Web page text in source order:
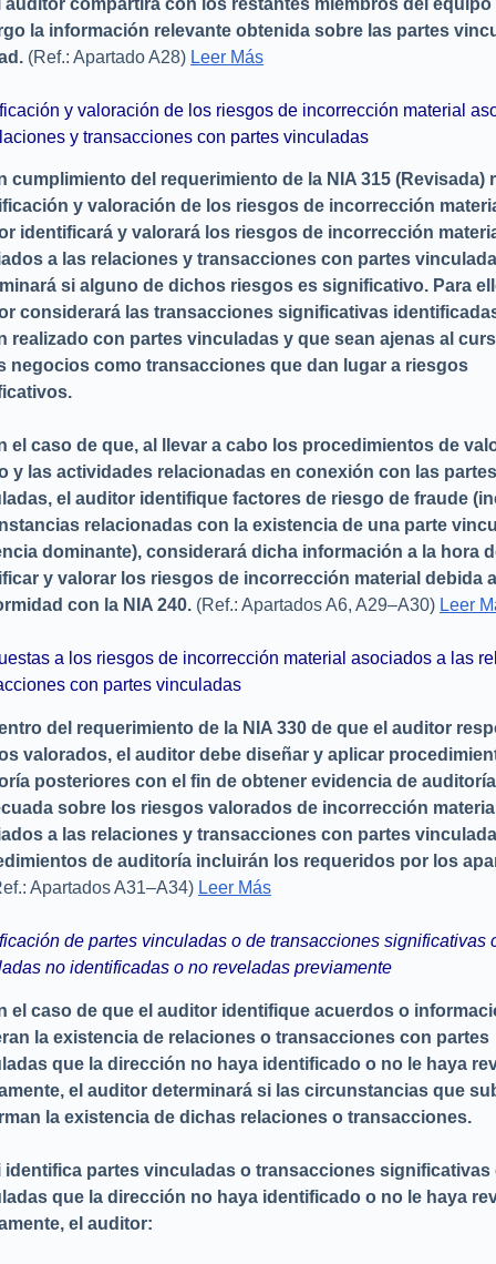
la información relevante obtenida sobre las partes
(Ref.: Apartado A28) Leer Más
y valoración de los riesgos de incorrección material
y transacciones con partes vinculadas
cumplimiento del requerimiento de la NIA 315 (Revisada)
y valoración de los riesgos de incorrección
identificará y valorará los riesgos de incorrección
a las relaciones y transacciones con partes
si alguno de dichos riesgos es significativo. Para
considerará las transacciones significativas
realizado con partes vinculadas y que sean ajenas al
negocios como transacciones que dan lugar a riesgos
el caso de que, al llevar a cabo los procedimientos de
y las actividades relacionadas en conexión con las partes
el auditor identifique factores de riesgo de fraude
relacionadas con la existencia de una parte
dominante), considerará dicha información a la hora
y valorar los riesgos de incorrección material debida
con la NIA 240. (Ref.: Apartados A6, A29–A30) Leer
a los riesgos de incorrección material asociados a las
con partes vinculadas
del requerimiento de la NIA 330 de que el auditor
valorados, el auditor debe diseñar y aplicar
posteriores con el fin de obtener evidencia de
sobre los riesgos valorados de incorrección
a las relaciones y transacciones con partes
de auditoría incluirán los requeridos por los
Apartados A31–A34) Leer Más
de partes vinculadas o de transacciones significativas
no identificadas o no reveladas previamente
el caso de que el auditor identifique acuerdos o
la existencia de relaciones o transacciones con partes
que la dirección no haya identificado o no le haya
el auditor determinará si las circunstancias que
la existencia de dichas relaciones o transacciones.
identifica partes vinculadas o transacciones significativas
que la dirección no haya identificado o no le haya
el auditor: